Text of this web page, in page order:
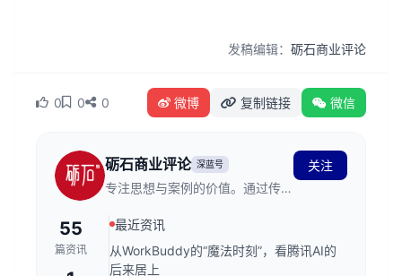
发稿编辑： 砺石商业评论
0 0 0 微博 复制链接 微信
砺石商业评论 深蓝号
专注思想与案例的价值。通过传播
为核心的"美好商业“观念，以促进
全球新商业文明体系的构建，进而
实现一个人人希冀的美好社会。
关注
55
篇资讯
最近资讯
从WorkBuddy的“魔法时刻”，看腾讯AI的
后来居上